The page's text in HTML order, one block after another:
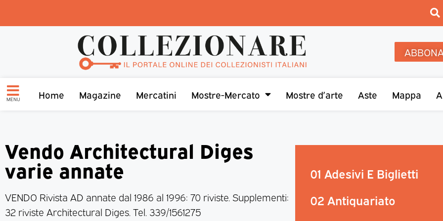
MENU Home Magazine Mercatini Mostre-Mercato Mostre d’arte Aste Mappa
Vendo Architectural Diges
varie annate
VENDO Rivista AD annate dal 1986 al 1996: 70 riviste. Supplementi:
32 riviste Architectural Diges. Tel. 339/1561275
01 Adesivi E Biglietti
02 Antiquariato